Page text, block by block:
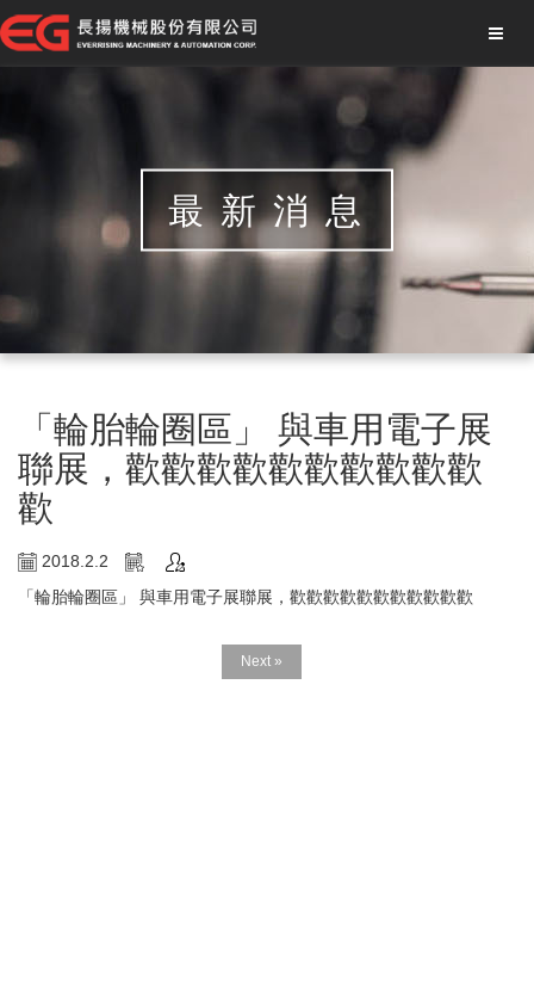
最新消息
「輪胎輪圈區」 與車用電子展
聯展，歡歡歡歡歡歡歡歡歡歡
歡
2018.2.2
「輪胎輪圈區」 與車用電子展聯展，歡歡歡歡歡歡歡歡歡歡歡
Next »